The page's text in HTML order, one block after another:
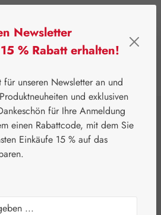
Kosmetik & Körperpflege
Newsletter
% Rabatt erhalten!
unseren Newsletter an und
und exklusiven
für Ihre Anmeldung
einen Rabattcode, mit dem Sie
Einkäufe 15 % auf das